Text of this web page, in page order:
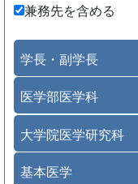
兼務先を含める
学長・副学長
医学部医学科
大学院医学研究科
基本医学